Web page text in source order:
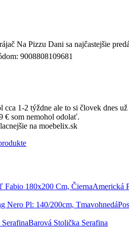
Na Pizzu Dani sa najčastejšie
9008808109681
cca 1-2 týždne ale to si človek dnes
€ som nemohol odolať.
na moebelix.sk
Americká
Barová Stolička Serafina